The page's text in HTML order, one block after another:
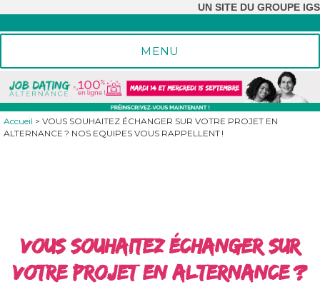
UN SITE DU GROUPE IGS
Vive l'alternance
MENU
Accueil > VOUS SOUHAITEZ ÉCHANGER SUR VOTRE PROJET EN
ALTERNANCE ? NOS EQUIPES VOUS RAPPELLENT !
VOUS SOUHAITEZ ÉCHANGER SUR
VOTRE PROJET EN ALTERNANCE ?